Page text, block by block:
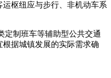
枢纽应与步行、非机动车系
定制班车等辅助型公共交通
据城镇发展的实际需求确